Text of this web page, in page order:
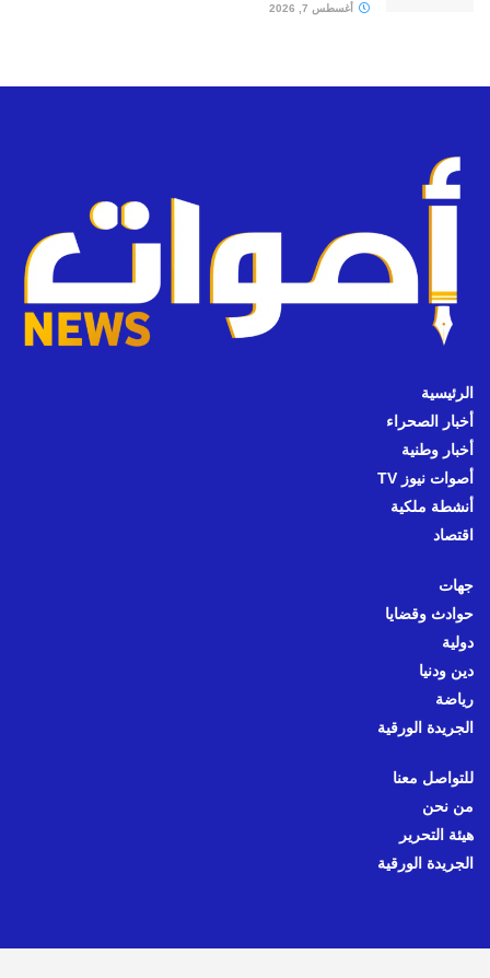
أغسطس 7, 2026
الرئيسية
أخبار الصحراء
أخبار وطنية
أصوات نيوز TV
أنشطة ملكية
اقتصاد
جهات
حوادث وقضايا
دولية
دين ودنيا
رياضة
الجريدة الورقية
للتواصل معنا
من نحن
هيئة التحرير
الجريدة الورقية